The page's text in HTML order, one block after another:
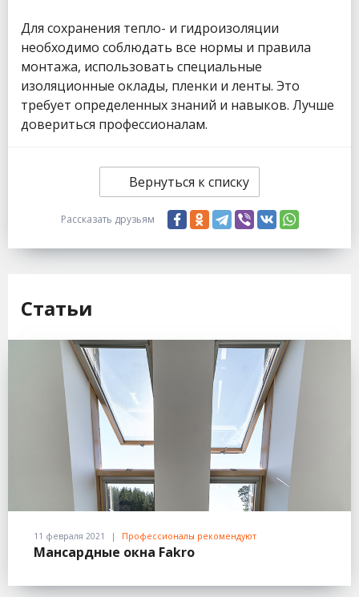
Для сохранения тепло- и гидроизоляции
необходимо соблюдать все нормы и правила
монтажа, использовать специальные
изоляционные оклады, пленки и ленты. Это
требует определенных знаний и навыков. Лучше
довериться профессионалам.
Вернуться к списку
Рассказать друзьям
Статьи
11 февраля 2021 Профессионалы рекомендуют
Мансардные окна Fakro